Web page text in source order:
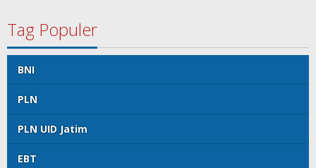
Tag Populer
BNI
PLN
PLN UID Jatim
EBT